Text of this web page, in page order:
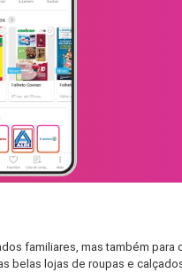
familiares, mas também para
lojas de roupas e